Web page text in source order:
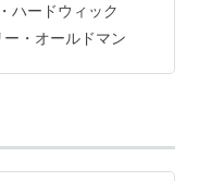
ロダクションデザ
ションデザイナー
者と両想いの幼な
ドロとした恋愛劇
ないのでいきなり
きらめようとする
ハードウィック
ー・オールドマン